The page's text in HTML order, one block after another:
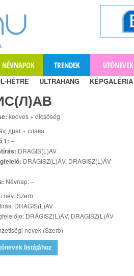
NÉVNAPOK TRENDEK UTÓNEVEK
HÉTRE ULTRAHANG KÉPGALÉRIA
kedves + dicsőség
драг + слава
1: –
DRAGIS(L)AV
DRÁGISZ(L)ÁV, DRAGISZ(L)ÁV
Névnap: –
név: Szerb
DRAGIS(L)AV
DRÁGISZ(L)ÁV, DRAGISZ(L)ÁV
nevek (Szerb)
listájához